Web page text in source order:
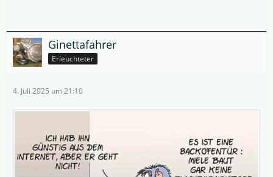
Ginettafahrer
Erleuchteter
4. Juli 2025 um 21:10